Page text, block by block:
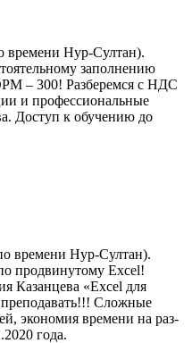
времени Нур-Султан).
заполнению
– 300! Разберемся с НДС
и профессиональные
Доступ к обучению до
времени Нур-Султан).
продвинутому Excel!
Казанцева «Excel для
Сложные
экономия времени на раз-
года.